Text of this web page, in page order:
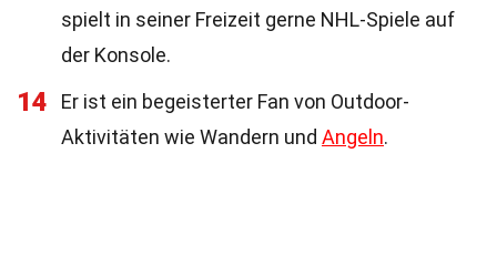
spielt in seiner Freizeit gerne NHL-Spiele auf
der Konsole.
14
Er ist ein begeisterter Fan von Outdoor-
Aktivitäten wie Wandern und Angeln.